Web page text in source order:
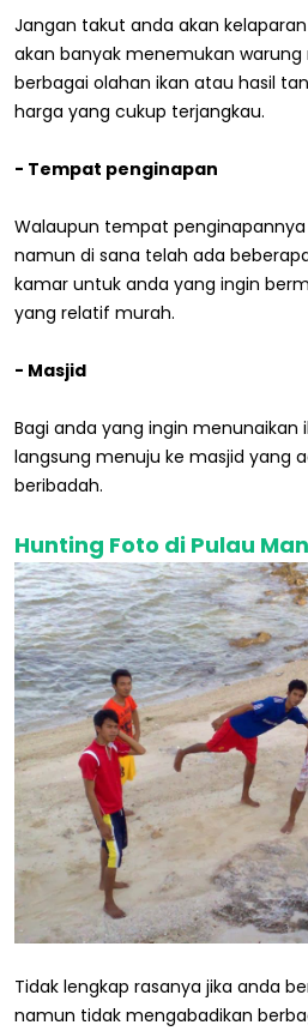
Jangan takut anda akan
akan banyak menemukan
berbagai olahan ikan atau hasil
harga yang cukup terjangkau.
- Tempat penginapan
Walaupun tempat
namun di sana telah ada
kamar untuk anda yang ingin
yang relatif murah.
- Masjid
Bagi anda yang ingin menunaikan
langsung menuju ke masjid yang
beribadah.
Hunting Foto di Pulau
Tidak lengkap rasanya jika anda
namun tidak mengabadikan